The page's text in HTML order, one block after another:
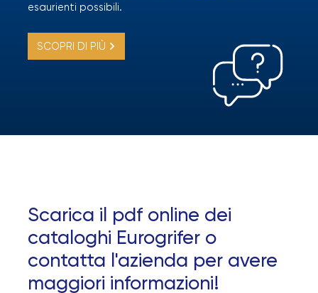
esaurienti possibili.
SCOPRI DI PIÙ
Scarica il pdf online dei
cataloghi Eurogrifer o
contatta l'azienda per avere
maggiori informazioni!